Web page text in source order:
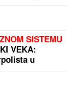
SISTEMU
VEKA:
u